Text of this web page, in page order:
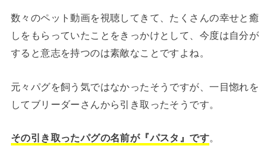
数々のペット動画を視聴してきて、たくさんの幸せと癒
しをもらっていたことをきっかけとして、今度は自分が
すると意志を持つのは素敵なことですよね。
元々パグを飼う気ではなかったそうですが、一目惚れを
してブリーダーさんから引き取ったそうです。
その引き取ったパグの名前が『パスタ』です。